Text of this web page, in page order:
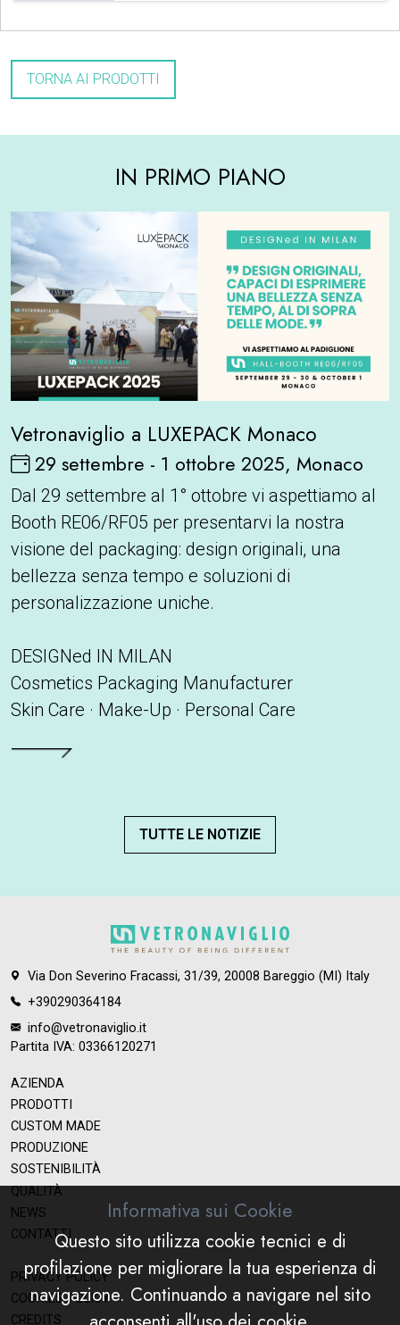
TORNA AI PRODOTTI
IN PRIMO PIANO
Vetronaviglio a LUXEPACK Monaco
29 settembre - 1 ottobre 2025, Monaco
Dal 29 settembre al 1° ottobre vi aspettiamo al
Booth RE06/RF05 per presentarvi la nostra
visione del packaging: design originali, una
bellezza senza tempo e soluzioni di
personalizzazione uniche.
DESIGNed IN MILAN
Cosmetics Packaging Manufacturer
Skin Care · Make-Up · Personal Care
Leggi tutto
TUTTE LE NOTIZIE
Via Don Severino Fracassi, 31/39, 20008 Bareggio (MI) Italy
+390290364184
info@vetronaviglio.it
Partita IVA: 03366120271
AZIENDA
PRODOTTI
CUSTOM MADE
PRODUZIONE
SOSTENIBILITÀ
QUALITÀ
NEWS
CONTATTI
PRIVACY POLICY
COOKIES POLICY
CREDITS
Informativa sui Cookie
Questo sito utilizza cookie tecnici e di
profilazione per migliorare la tua esperienza di
navigazione. Continuando a navigare nel sito